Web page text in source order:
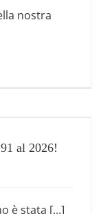
nostra
al 2026!
è stata [...]